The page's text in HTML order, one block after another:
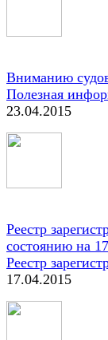
Вниманию
Полезная
23.04.2015
Реестр
состоянию на
Реестр
17.04.2015